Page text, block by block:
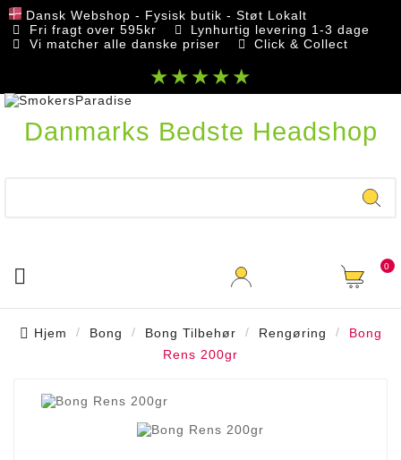
Dansk Webshop - Fysisk butik - Støt Lokalt
Fri fragt over 595kr
Lynhurtig levering 1-3 dage
Vi matcher alle danske priser
Click & Collect
★★★★★
Danmarks Bedste Headshop
 0
Hjem Bong Bong Tilbehør Rengøring
Bong
Rens 200gr